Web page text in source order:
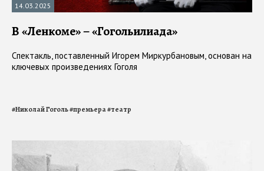
14.03.2025
В «Ленкоме» – «Гогольилиада»
Спектакль, поставленный Игорем Миркурбановым, основан на
ключевых произведениях Гоголя
#Николай Гоголь#премьера#театр